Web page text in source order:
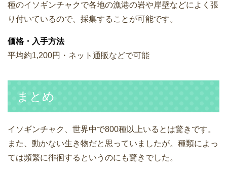
種のイソギンチャクで各地の漁港の岩や岸壁などによく張
り付いているので、採集することが可能です。
価格・入手方法
平均約1,200円・ネット通販などで可能
まとめ
イソギンチャク、世界中で800種以上いるとは驚きです。
また、動かない生き物だと思っていましたが。種類によっ
ては頻繁に徘徊するというのにも驚きでした。